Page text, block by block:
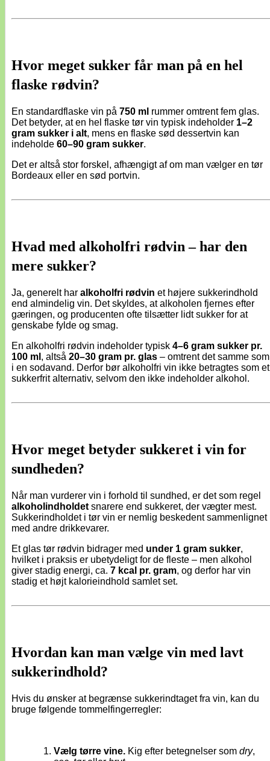
Hvor meget sukker får man på en hel
flaske rødvin?
En standardflaske vin på 750 ml rummer omtrent fem glas.
Det betyder, at en hel flaske tør vin typisk indeholder 1–2
gram sukker i alt, mens en flaske sød dessertvin kan
indeholde 60–90 gram sukker.
Det er altså stor forskel, afhængigt af om man vælger en tør
Bordeaux eller en sød portvin.
Hvad med alkoholfri rødvin – har den
mere sukker?
Ja, generelt har alkoholfri rødvin et højere sukkerindhold
end almindelig vin. Det skyldes, at alkoholen fjernes efter
gæringen, og producenten ofte tilsætter lidt sukker for at
genskabe fylde og smag.
En alkoholfri rødvin indeholder typisk 4–6 gram sukker pr.
100 ml , altså 20–30 gram pr. glas – omtrent det samme som
i en sodavand. Derfor bør alkoholfri vin ikke betragtes som et
sukkerfrit alternativ, selvom den ikke indeholder alkohol.
Hvor meget betyder sukkeret i vin for
sundheden?
Når man vurderer vin i forhold til sundhed, er det som regel
alkoholindholdet snarere end sukkeret, der vægter mest.
Sukkerindholdet i tør vin er nemlig beskedent sammenlignet
med andre drikkevarer.
Et glas tør rødvin bidrager med under 1 gram sukker,
hvilket i praksis er ubetydeligt for de fleste – men alkohol
giver stadig energi, ca. 7 kcal pr. gram, og derfor har vin
stadig et højt kalorieindhold samlet set.
Hvordan kan man vælge vin med lavt
sukkerindhold?
Hvis du ønsker at begrænse sukkerindtaget fra vin, kan du
bruge følgende tommelfingerregler:
Vælg tørre vine. Kig efter betegnelser som dry,